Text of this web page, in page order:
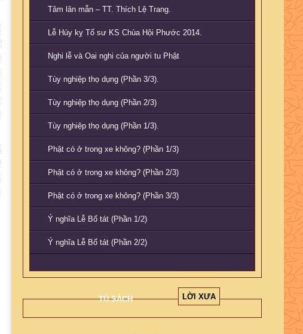
Tâm lân mẫn – TT. Thích Lệ Trang.
Lễ Húy kỵ Tổ sư KS Chùa Hội Phước 2014.
Nghi lễ và Oai nghi của người tu Phật
Tùy nghiệp thọ dụng (Phần 3/3).
Tùy nghiệp thọ dụng (Phần 2/3)
Tùy nghiệp thọ dụng (Phần 1/3).
Phật có ở trong xe không? (Phần 1/3)
Phật có ở trong xe không? (Phần 2/3)
Phật có ở trong xe không? (Phần 3/3)
Ý nghĩa Lễ Bố tát (Phần 1/2)
Ý nghĩa Lễ Bố tát (Phần 2/2)
TỦ SÁCH LỜI XƯA